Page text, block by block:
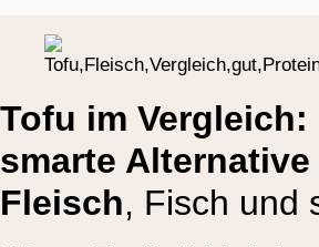
Tofu im Vergleich:
smarte Alternative
Fleisch, Fisch und